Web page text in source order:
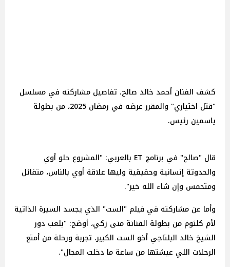
كشف الفنان أحمد خالد صالح، تفاصيل مشاركته في مسلسل
"قتل اختياري" والمقرر عرضه في رمضان 2025، من بطولة
ياسمين رئيس.
قال "صالح" في برنامج ET بالعربي: "المشروع حلو أوي
والحدوتة إنسانية وحقيقية وليها علاقة أوي بالناس، متفائل
ومتحمس وإن شاء الله خير".
وأما عن مشاركته في فيلم "الست" الذي يجسد السيرة الذاتية
لأم كلثوم من بطولة الفنانة منى زكي، أوضح: "بلعب دور
الشيخ خالد البلتاجي أخو الست الكبير، تجربة ورحلة من أمتع
الرحلات اللي عيشتها من ساعة ما دخلت المجال".